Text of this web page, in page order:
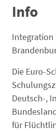
Info
Integration
Die Euro-
Deutsch-,
für